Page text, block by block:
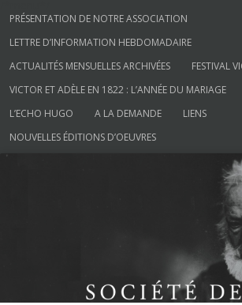
Aller au contenu
PRÉSENTATION DE NOTRE ASSOCIATION
LETTRE D’INFORMATION HEBDOMADAIRE
ACTUALITÉS MENSUELLES ARCHIVÉES
FESTIVAL
VICTOR ET ADÈLE EN 1822 : L’ANNÉE DU MARIAGE
L’ECHO HUGO
A LA DEMANDE
LIENS
NOUVELLES ÉDITIONS D’OEUVRES
Société des Amis de